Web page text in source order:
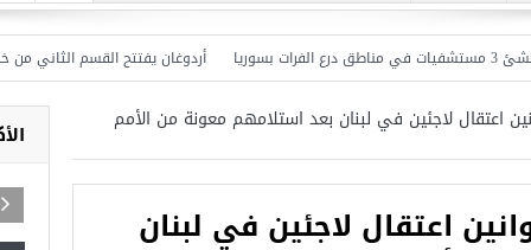
أردوغان يفتتح القسم الثاني من خط
اعتقال لاجئين في لبنان بعد استلامهم معونة من الأمم
اعتقال لاجئين في لبنان